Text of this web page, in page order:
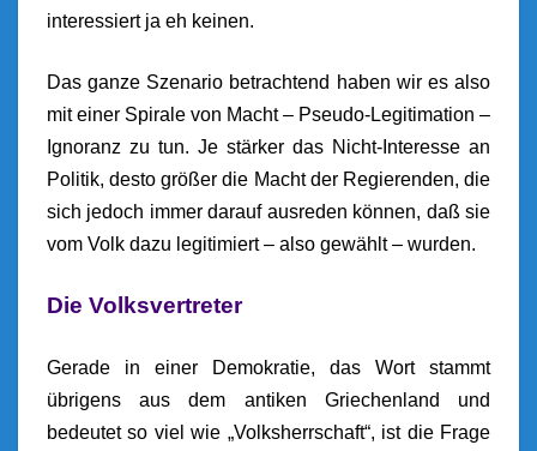
interessiert ja eh keinen.
Das ganze Szenario betrachtend haben wir es also
mit einer Spirale von Macht – Pseudo-Legitimation –
Ignoranz zu tun. Je stärker das Nicht-Interesse an
Politik, desto größer die Macht der Regierenden, die
sich jedoch immer darauf ausreden können, daß sie
vom Volk dazu legitimiert – also gewählt – wurden.
Die Volksvertreter
Gerade in einer Demokratie, das Wort stammt
übrigens aus dem antiken Griechenland und
bedeutet so viel wie „Volksherrschaft“, ist die Frage